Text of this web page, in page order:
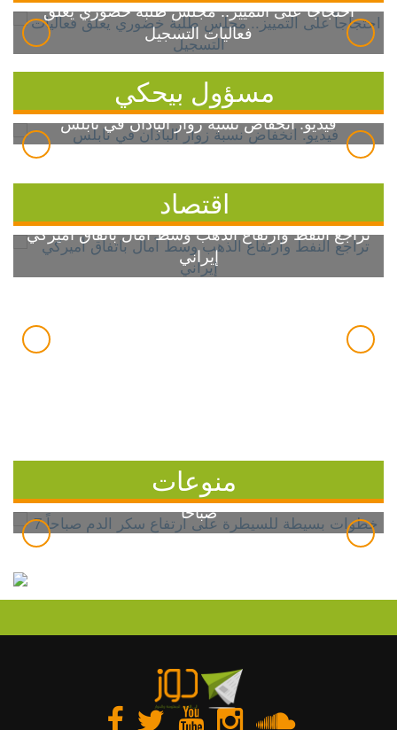
احتجاجاً على التمييز.. مجلس طلبة خضوري يعلق
فعاليات التسجيل
مسؤول بيحكي
فيديو: انخفاض نسبة زوار الباذان في نابلس
اقتصاد
تراجع النفط وارتفاع الذهب وسط آمال باتفاق أميركي
إيراني
منوعات
7 خطوات بسيطة للسيطرة على ارتفاع سكر الدم
صباحاً